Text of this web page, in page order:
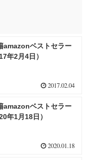
amazonベストセラー
年2月4日）
2017.02.04
amazonベストセラー
年1月18日）
2020.01.18